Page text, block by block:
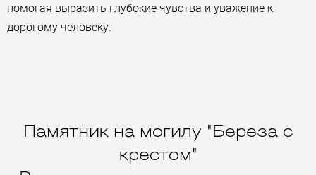
помогая выразить глубокие чувства и уважение к
дорогому человеку.
Памятник на могилу "Береза с
крестом"